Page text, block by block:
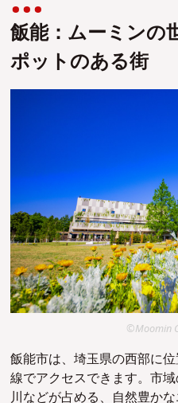
飯能：ムーミンの
ポットのある街
©Moomin
飯能市は、埼玉県の西部に
線でアクセスできます。市
川などが占める、自然豊か